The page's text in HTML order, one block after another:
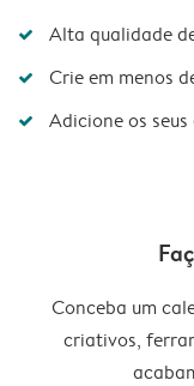
Alta qualidade
Crie em menos
Adicione os
Conceba um
criativos,